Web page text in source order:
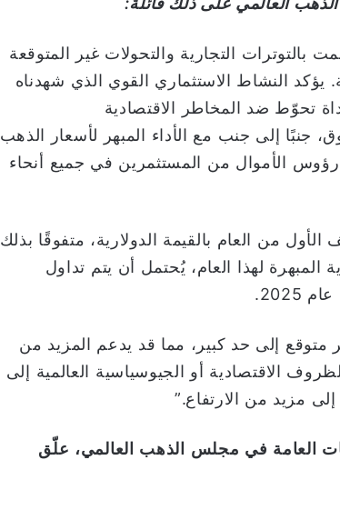
بالتوترات التجارية والتحولات غير المتوقعة
يؤكد النشاط الاستثماري القوي الذي شهدناه
دور الذهب كأداة تحوّط ضد المخاطر الاقتصادية
جنبًا إلى جنب مع الأداء المبهر لأسعار الذهب
رؤوس الأموال من المستثمرين في جميع أنحاء
ملحوظًا بنسبة 26% في النصف الأول من العام بالقيمة الدولارية، متفوقًا بذلك
لهذا العام، يُحتمل أن يتم تداول
متوقع إلى حد كبير، مما قد يدعم المزيد من
الاقتصادية أو الجيوسياسية العالمية إلى
مزيد من الارتفاع.”
العامة في مجلس الذهب العالمي، علّق